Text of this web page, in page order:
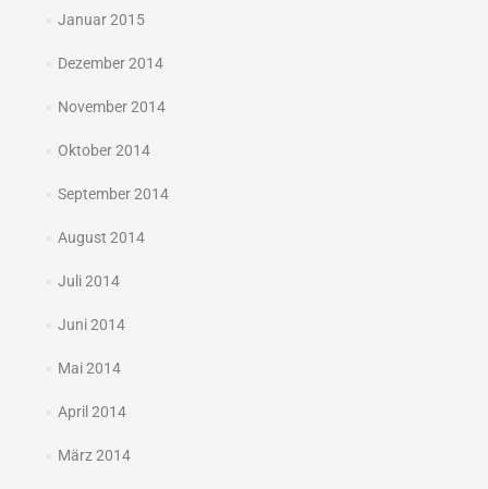
Januar 2015
Dezember 2014
November 2014
Oktober 2014
September 2014
August 2014
Juli 2014
Juni 2014
Mai 2014
April 2014
März 2014